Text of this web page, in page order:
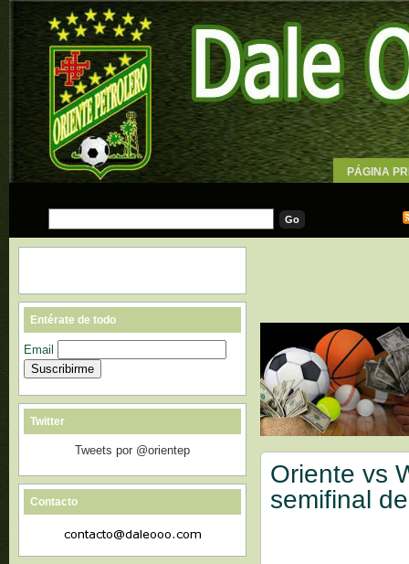
PÁGINA
Oriente vs
semifinal
Entérate de todo
Email
Twitter
Tweets por @orientep
Contacto